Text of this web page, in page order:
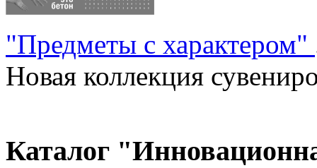
"Предметы с характером"
Новая коллекция
Каталог